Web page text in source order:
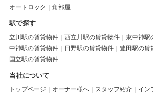
オートロック
角部屋
駅で探す
立川駅の賃貸物件 西立川駅の賃貸物件
東中神駅
中神駅の賃貸物件
日野駅の賃貸物件
豊田駅の賃
国立駅の賃貸物件
当社について
トップページ オーナー様へ スタッフ紹介
イン